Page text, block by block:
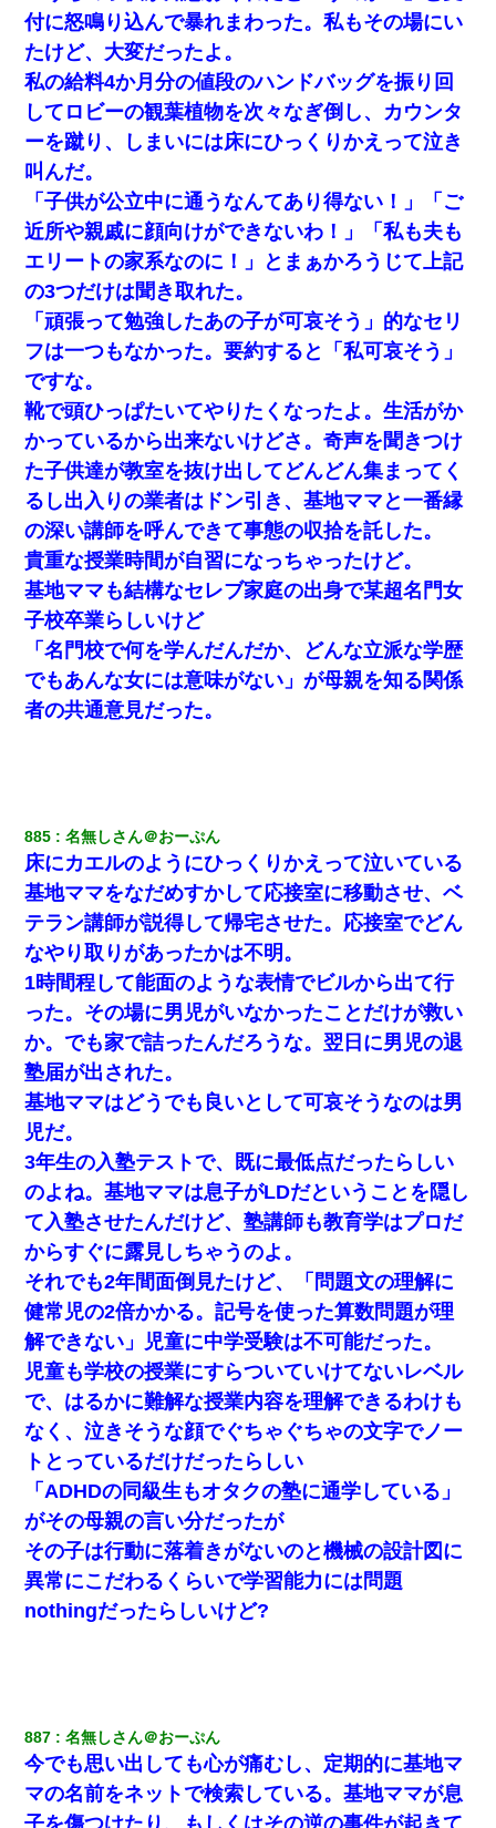
嫁「本当に身に覚えがない」「なにかの間違いだ！取り違え
だ！」→ 嫁「あっ」
【衝撃】婚約者「兄と結婚はするけど嫁入りするわけじゃない。
お互い干渉はしないようにしましょう」→ その後に結納金の話を
したので、母が・・・
我が家のガレージに見知らぬ車。俺「もしもし、玄関にもシャッ
ターリモコンあるだろ？DOWNのボタン押してｗ」→ 待つこと１
時間弱・・・
書店「息子さんが万引きしました」私「はっ？(息子目の前にいる
し…)うちの子ではないので迎えに行きません」→息子を名乗って
た人物の正体が判明するも・・・
アパートのドアに『ハンザイ者！この人はさいあくの人です』と
張り紙が！大家「面倒はごめんだよ」私「はあ」→警察に行き、
見回りで犯人が捕まったが、それが…｜生活｜ヌルポあんてな
小学生の妹が20代の弟とチューしてるのに、見て見ぬふりの親を
見てから実家を出た。それから15年、妹が弟の子を妊娠したらし
くもう堕胎できない月なんだと母から連絡がきた…｜生活｜ワロ
タあんてな
【まぬけ】夫「離婚だ！」私「わかった。で？」夫「慰謝料
だ！」私「いいけど弁護士通して。私も請求する」夫「」
私は家が貧しくて、手に職をつけようと看護師になった。だけど
卒業を控えた年の1月末、車にひかれて看護師になれなくなった。
義兄嫁が義実家で「コロナ陽性だったからこのまま療養させて下
さい」と言い出してド修羅場になった
出張中の旦那から『フリンしやがって、このクズ』と電話が。私
「本当に家まで来たの？証拠は？」旦那「俺の言葉が信じられな
いのか！」→ 離婚後
9月に付き合い始めたけどこの、この人と結婚はないわと判断して
別れた。その元彼が交通事故で重体になっているらしく…
日航機墜落事故の「ここからは日本語で大丈夫ですよ〜」の絶望
感がヤバイ・・・
嫁の妹（26歳）がずっとウチに泊まりに来た結果→俺がヤバイｗ
ｗｗｗｗｗｗｗ
童貞俺、宅飲みした女友達2人を家に泊めた結果ｗｗｗｗｗｗ
この母親は娘の黒歴史を掘り出さないと死ぬんか？ 死ぬんか？
ホテルに泊まったんだけど従業員が最悪だった。折角の旅行で何
故私が怒鳴られなきゃいけなかったのだ
【GJ!】会社から帰宅中、広い駐車場にエンジンかけっ放しの車を
発見。しかも「ヒィ～」みたいな声も聞こえてきたので気になっ
て近寄ったら女の子がおっさんの下敷きになってた
嘘をついてフリン旅行へ出かけた嫁→翌日、嫁「ただいま～」旦
那「娘がシんだよ。何度も連絡したのに…」嫁「えっ」→なん
と・・・
放置子が病院送りになったらしい → 俺（二度と帰ってくるなよ…
嫁を半身不随にしやがった恨みは、正直こんなもんじゃ晴れな
い）
【戦争】不妊の俺嫁に弟嫁が2日間4歳児を託児 俺嫁はそこまで気
にしてなかったが、あまりにも子供が俺嫁に懐くので最後らへん
今日夫の実家に泊ったんだけど、朝起きたら股間がなんかモッコ
リしてた
付に怒鳴り込んで暴れまわった。私もその場にい
たけど、大変だったよ。
私の給料4か月分の値段のハンドバッグを振り回
してロビーの観葉植物を次々なぎ倒し、カウンタ
ーを蹴り、しまいには床にひっくりかえって泣き
叫んだ。
「子供が公立中に通うなんてあり得ない！」「ご
近所や親戚に顔向けができないわ！」「私も夫も
エリートの家系なのに！」とまぁかろうじて上記
の3つだけは聞き取れた。
「頑張って勉強したあの子が可哀そう」的なセリ
フは一つもなかった。要約すると「私可哀そう」
ですな。
靴で頭ひっぱたいてやりたくなったよ。生活がか
かっているから出来ないけどさ。奇声を聞きつけ
た子供達が教室を抜け出してどんどん集まってく
るし出入りの業者はドン引き、基地ママと一番縁
の深い講師を呼んできて事態の収拾を託した。
貴重な授業時間が自習になっちゃったけど。
基地ママも結構なセレブ家庭の出身で某超名門女
子校卒業らしいけど
「名門校で何を学んだんだか、どんな立派な学歴
でもあんな女には意味がない」が母親を知る関係
者の共通意見だった。
885 名無しさん＠おーぷん
床にカエルのようにひっくりかえって泣いている
基地ママをなだめすかして応接室に移動させ、ベ
テラン講師が説得して帰宅させた。応接室でどん
なやり取りがあったかは不明。
1時間程して能面のような表情でビルから出て行
った。その場に男児がいなかったことだけが救い
か。でも家で詰ったんだろうな。翌日に男児の退
塾届が出された。
基地ママはどうでも良いとして可哀そうなのは男
児だ。
3年生の入塾テストで、既に最低点だったらしい
のよね。基地ママは息子がLDだということを隠し
て入塾させたんだけど、塾講師も教育学はプロだ
からすぐに露見しちゃうのよ。
それでも2年間面倒見たけど、「問題文の理解に
健常児の2倍かかる。記号を使った算数問題が理
解できない」児童に中学受験は不可能だった。
児童も学校の授業にすらついていけてないレベル
で、はるかに難解な授業内容を理解できるわけも
なく、泣きそうな顔でぐちゃぐちゃの文字でノー
トとっているだけだったらしい
「ADHDの同級生もオタクの塾に通学している」
がその母親の言い分だったが
その子は行動に落着きがないのと機械の設計図に
異常にこだわるくらいで学習能力には問題
nothingだったらしいけど?
887 名無しさん＠おーぷん
今でも思い出しても心が痛むし、定期的に基地マ
マの名前をネットで検索している。基地ママが息
子を傷つけたり、もしくはその逆の事件が起きて